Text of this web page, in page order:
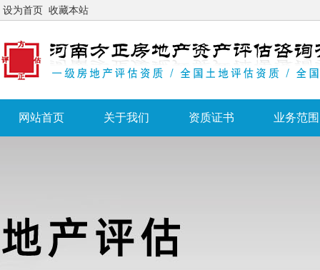
设为首页 收藏本站
网站首页 关于我们 资质证书 业务范围